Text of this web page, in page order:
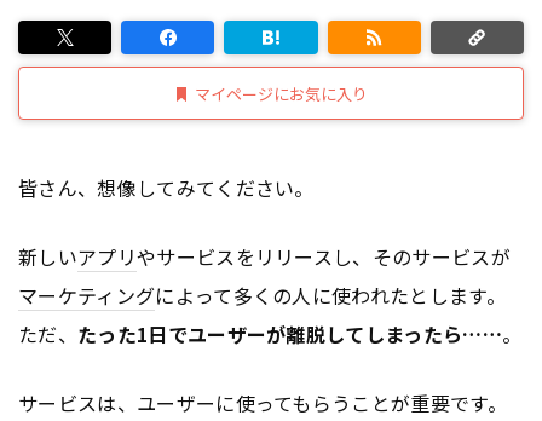
マイページにお気に入り
皆さん、想像してみてください。
新しいアプリやサービスをリリースし、そのサービスが
マーケティングによって多くの人に使われたとします。
ただ、 たった1日でユーザーが離脱してしまったら……。
サービスは、ユーザーに使ってもらうことが重要です。